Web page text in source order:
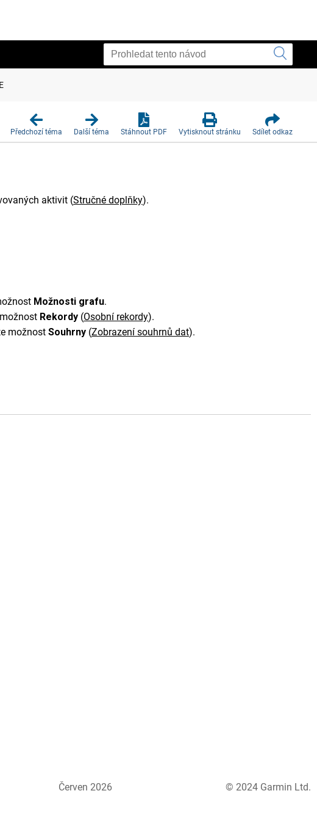
Předchozí téma Další téma Stáhnout PDF Vytisknout stránku Sdílet odkaz
aktivit (Stručné doplňky).
Možnosti grafu.
Rekordy (Osobní rekordy).
možnost Souhrny (Zobrazení souhrnů dat).
Červen 2026 © 2024 Garmin Ltd.